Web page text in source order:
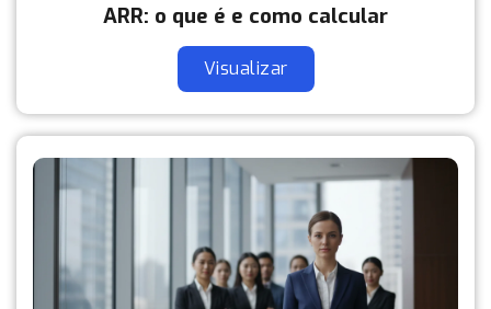
ARR: o que é e como calcular
Visualizar